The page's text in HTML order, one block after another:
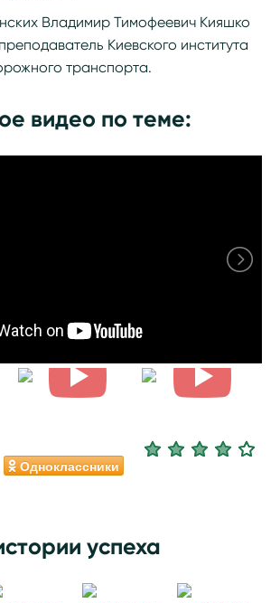
Владимир Тимофеевич Кияшко
Киевского института
транспорта.
видео по теме:
Одноклассники
успеха